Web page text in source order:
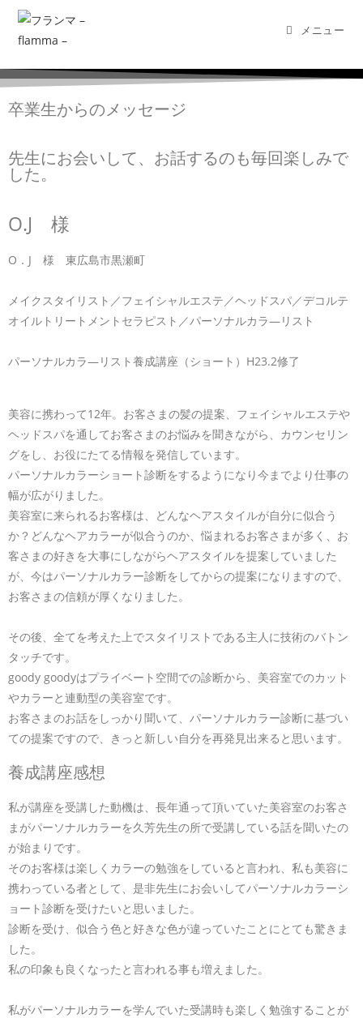
メニュー
卒業生からのメッセージ
先生にお会いして、お話するのも毎回楽しみで
した。
O.J 様
O．J 様 東広島市黒瀬町
メイクスタイリスト／フェイシャルエステ／ヘッドスパ／デコルテ
オイルトリートメントセラピスト／パーソナルカラ―リスト
パーソナルカラ―リスト養成講座（ショート）H23.2修了
美容に携わって12年。お客さまの髪の提案、フェイシャルエステや
ヘッドスパを通してお客さまのお悩みを聞きながら、カウンセリン
グをし、お役にたてる情報を発信しています。
パーソナルカラーショート診断をするようになり今までより仕事の
幅が広がりました。
美容室に来られるお客様は、どんなヘアスタイルが自分に似合う
か？どんなヘアカラーが似合うのか、悩まれるお客さまが多く、お
客さまの好きを大事にしながらヘアスタイルを提案していました
が、今はパーソナルカラー診断をしてからの提案になりますので、
お客さまの信頼が厚くなりました。
その後、全てを考えた上でスタイリストである主人に技術のバトン
タッチです。
goody goodyはプライベート空間での診断から、美容室でのカット
やカラーと連動型の美容室です。
お客さまのお話をしっかり聞いて、パーソナルカラー診断に基づい
ての提案ですので、きっと新しい自分を再発見出来ると思います。
養成講座感想
私が講座を受講した動機は、長年通って頂いていた美容室のお客さ
まがパーソナルカラーを久芳先生の所で受講している話を聞いたの
が始まりです。
そのお客様は楽しくカラーの勉強をしていると言われ、私も美容に
携わっている者として、是非先生にお会いしてパーソナルカラーシ
ョート診断を受けたいと思いました。
診断を受け、似合う色と好きな色が違っていたことにとても驚きま
した。
私の印象も良くなったと言われる事も増えました。
私がパーソナルカラーを学んでいた受講時も楽しく勉強することが